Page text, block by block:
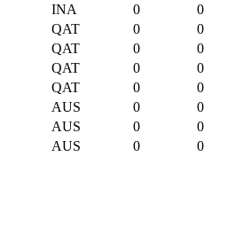
INA 0
0
QAT 0
0
QAT 0
0
QAT 0
0
QAT 0
0
AUS 0
0
AUS 0
0
AUS 0
0